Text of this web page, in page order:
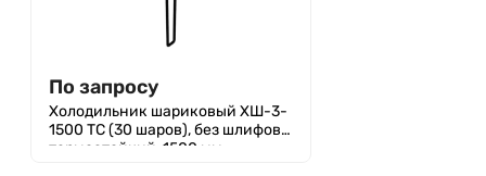
По запросу
Холодильник шариковый ХШ-3-
1500 ТС (30 шаров), без шлифов,
термостойкий, 1500 мм